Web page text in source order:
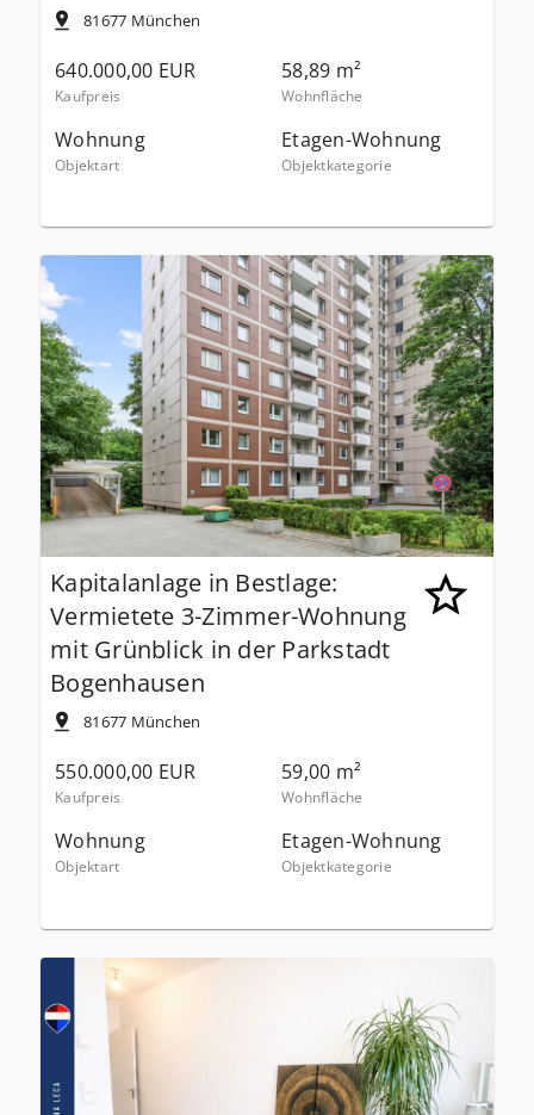
81677 München
640.000,00 EUR
Kaufpreis
58,89 m²
Wohnfläche
Wohnung
Objektart
Etagen-Wohnung
Objektkategorie
Kapitalanlage in Bestlage:
Vermietete 3-Zimmer-Wohnung
mit Grünblick in der Parkstadt
Bogenhausen
81677 München
550.000,00 EUR
Kaufpreis
59,00 m²
Wohnfläche
Wohnung
Objektart
Etagen-Wohnung
Objektkategorie